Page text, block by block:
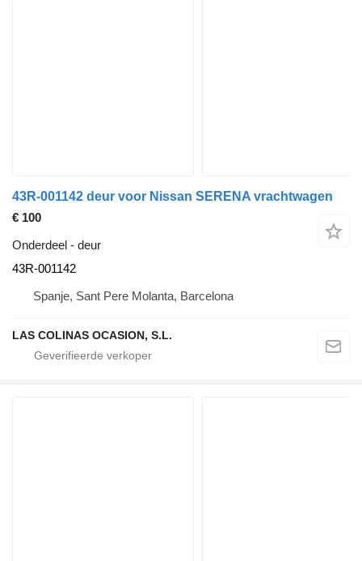
43R-001142 deur voor Nissan SERENA vrachtwagen
€ 100
Onderdeel - deur
43R-001142
Spanje, Sant Pere Molanta, Barcelona
LAS COLINAS OCASION, S.L.